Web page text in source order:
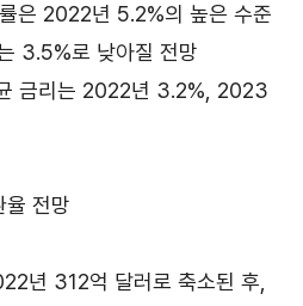
은 2022년 5.2%의 높은 수준
3.5%로 낮아질 전망
금리는 2022년 3.2%, 2023
율 전망
년 312억 달러로 축소된 후,